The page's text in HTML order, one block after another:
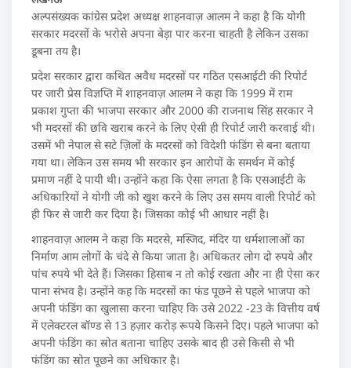
अल्पसंख्यक कांग्रेस प्रदेश अध्यक्ष शाहनवाज़ आलम ने कहा है कि योगी
सरकार मदरसों के भरोसे अपना बेड़ा पार करना चाहती है लेकिन उसका
डूबना तय है।
प्रदेश सरकार द्वारा कथित अवैध मदरसों पर गठित एसआईटी की रिपोर्ट
पर जारी प्रेस विज्ञप्ति में शाहनवाज़ आलम ने कहा कि 1999 में राम
प्रकाश गुप्ता की भाजपा सरकार और 2000 की राजनाथ सिंह सरकार ने
भी मदरसों की छवि खराब करने के लिए ऐसी ही रिपोर्ट जारी करवाई थी।
उसमें भी नेपाल से सटे ज़िलों के मदरसों को विदेशी फंडिंग से बना बताया
गया था। लेकिन उस समय भी सरकार इन आरोपों के समर्थन में कोई
प्रमाण नहीं दे पायी थी। उन्होंने कहा कि ऐसा लगता है कि एसआईटी के
अधिकारियों ने योगी जी को खुश करने के लिए उस समय वाली रिपोर्ट को
ही फिर से जारी कर दिया है। जिसका कोई भी आधार नहीं है।
शाहनवाज़ आलम ने कहा कि मदरसे, मस्जिद, मंदिर या धर्मशालाओं का
निर्माण आम लोगों के चंदे से किया जाता है। अधिकतर लोग दो रुपये और
पांच रुपये भी देते हैं। जिसका हिसाब न तो कोई रखता और ना ही ऐसा कर
पाना संभव है। उन्होंने कह कि मदरसों का फंड पूछने से पहले भाजपा को
अपनी फंडिंग का खुलासा करना चाहिए कि उसे 2022 -23 के वित्तीय वर्ष
में एलेक्टरल बॉण्ड से 13 हज़ार करोड़ रूपये किसने दिए। पहले भाजपा को
अपनी फंडिंग का स्रोत बताना चाहिए उसके बाद ही उसे किसी से भी
फंडिंग का स्रोत पूछने का अधिकार है।